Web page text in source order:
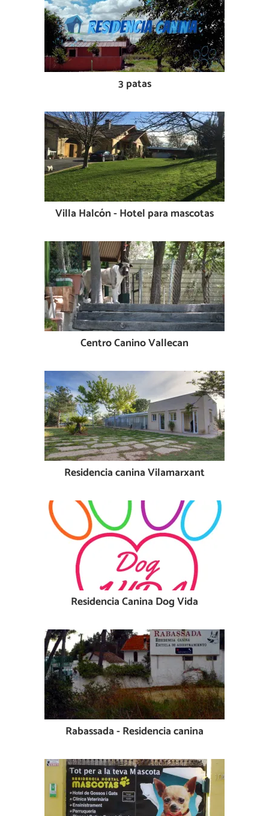
3 patas
Villa Halcón - Hotel para mascotas
Centro Canino Vallecan
Residencia canina Vilamarxant
Residencia Canina Dog Vida
Rabassada - Residencia canina